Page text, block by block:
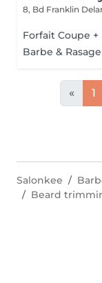
8, Bd Franklin
Forfait Coupe +
Barbe & Rasage
« 1
Salonkee
Beard